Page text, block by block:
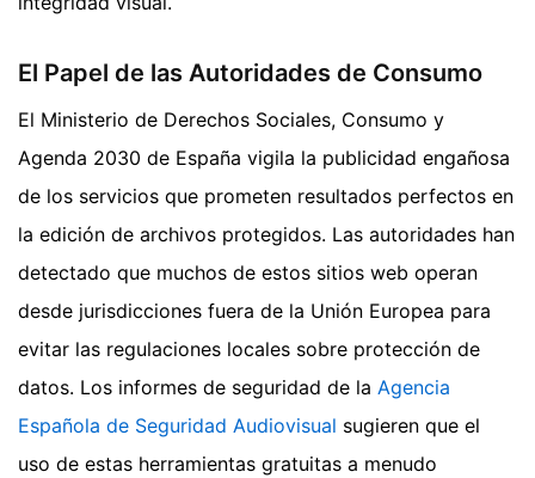
El Papel de las Autoridades de Consumo
El Ministerio de Derechos Sociales, Consumo y
Agenda 2030 de España vigila la publicidad engañosa
de los servicios que prometen resultados perfectos en
la edición de archivos protegidos. Las autoridades han
detectado que muchos de estos sitios web operan
desde jurisdicciones fuera de la Unión Europea para
evitar las regulaciones locales sobre protección de
datos. Los informes de seguridad de la Agencia
Española de Seguridad Audiovisual sugieren que el
uso de estas herramientas gratuitas a menudo